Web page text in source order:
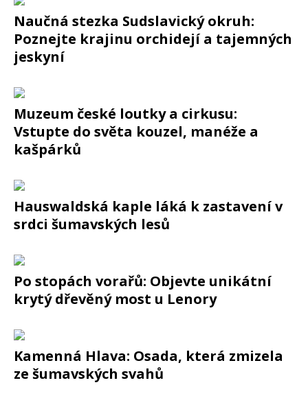
Naučná stezka Sudslavický okruh:
Poznejte krajinu orchidejí a tajemných
jeskyní
Muzeum české loutky a cirkusu:
Vstupte do světa kouzel, manéže a
kašpárků
Hauswaldská kaple láká k zastavení v
srdci šumavských lesů
Po stopách vorařů: Objevte unikátní
krytý dřevěný most u Lenory
Kamenná Hlava: Osada, která zmizela
ze šumavských svahů